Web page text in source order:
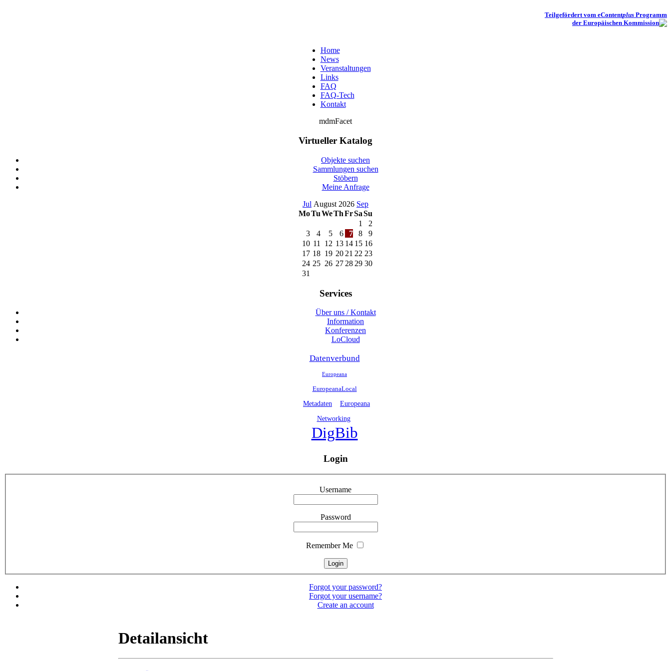
Teilgefördert vom eContentplus Programm
der Europäischen Kommission
Home
News
Veranstaltungen
Links
FAQ
FAQ-Tech
Kontakt
mdmFacet
Virtueller Katalog
Objekte suchen
Sammlungen suchen
Stöbern
Meine Anfrage
Jul August 2026 Sep
MoTuWeThFrSaSu
1
2
3
4 5 6 7 8
9
10 11 12 13 14 15 16
17 18 19 20 21 22 23
24 25 26 27 28 29 30
31
Services
Über uns / Kontakt
Information
Konferenzen
LoCloud
Datenverbund
Europeana
EuropeanaLocal
Metadaten
Europeana
Networking
DigBib
Login
Username
Password
Remember Me
Forgot your password?
Forgot your username?
Create an account
Detailansicht